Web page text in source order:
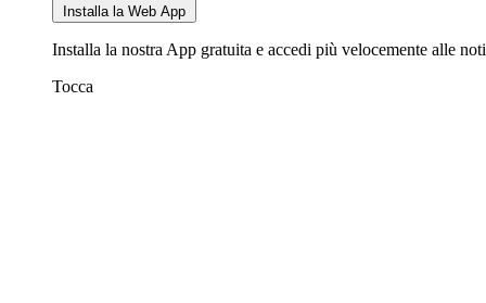
Installa la Web App
Installa la nostra App gratuita e accedi più velocemente alle
Tocca